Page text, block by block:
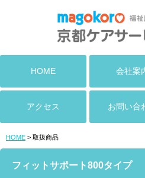
HOME 会社案
アクセス お問い合
HOME > 取扱商品
フィットサポート800タイプ